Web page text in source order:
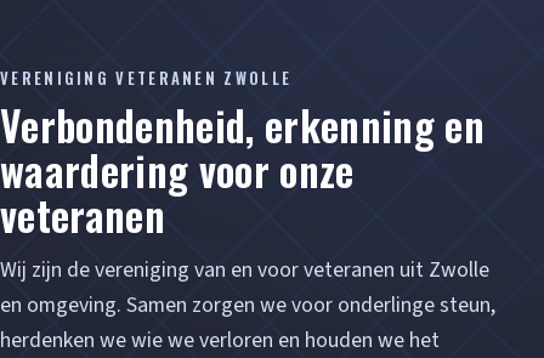
VERENIGING VETERANEN ZWOLLE
Verbondenheid, erkenning en
waardering voor onze
veteranen
Wij zijn de vereniging van en voor veteranen uit Zwolle
en omgeving. Samen zorgen we voor onderlinge steun,
herdenken we wie we verloren en houden we het